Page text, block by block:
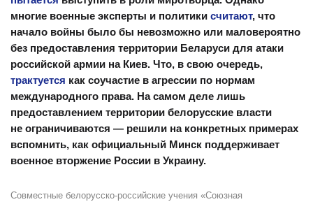
многие военные эксперты и политики считают, что
начало войны было бы невозможно или маловероятно
без предоставления территории Беларуси для атаки
российской армии на Киев. Что, в свою очередь,
трактуется как соучастие в агрессии по нормам
международного права. На самом деле лишь
предоставлением территории белорусские власти
не ограничиваются — решили на конкретных примерах
вспомнить, как официальный Минск поддерживает
военное вторжение России в Украину.
Совместные белорусско-российские учения «Союзная